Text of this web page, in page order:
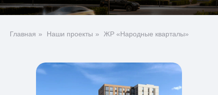
Главная » Наши проекты » ЖР «Народные кварталы»